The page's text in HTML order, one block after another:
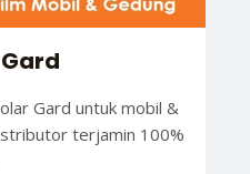
Gard untuk mobil &
terjamin 100%